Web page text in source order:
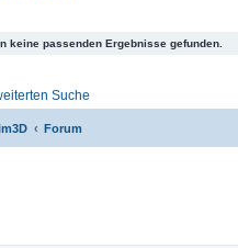
keine passenden Ergebnisse gefunden.
Suche
Forum